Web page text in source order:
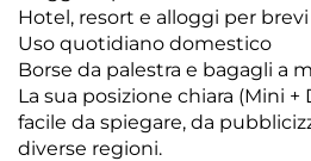
Hotel, resort e alloggi per
Uso quotidiano domestico
Borse da palestra e bagagli a
La sua posizione chiara (Mini
facile da spiegare, da
diverse regioni.